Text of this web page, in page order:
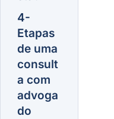
4-
Etapas
de uma
consult
a com
advoga
do